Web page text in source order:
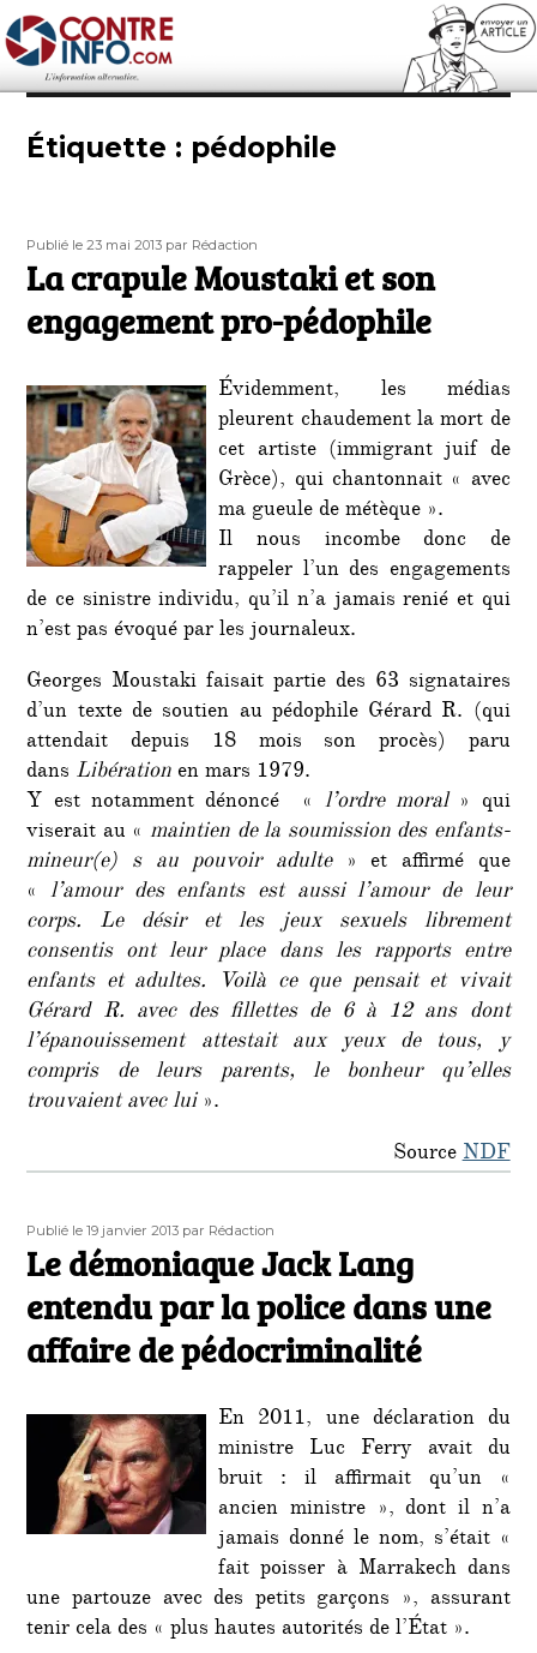
Contre-Info
Étiquette : pédophile
Publié
le
Publié le 23 mai 2013 Auteur
par Rédaction
La crapule Moustaki et son
engagement pro-pédophile
Évidemment, les médias
pleurent chaudement la mort de
cet artiste (immigrant juif de
Grèce), qui chantonnait « avec
ma gueule de métèque ».
Il nous incombe donc de
rappeler l’un des engagements
de ce sinistre individu, qu’il n’a jamais renié et qui
n’est pas évoqué par les journaleux.
Georges Moustaki faisait partie des 63 signataires
d’un texte de soutien au pédophile Gérard R. (qui
attendait depuis 18 mois son procès) paru
dans Libérationen mars 1979.
Y est notamment dénoncé « l’ordre moral » qui
viserait au « maintien de la soumission des enfants-
mineur(e) s au pouvoir adulte» et affirmé que
« l’amour des enfants est aussi l’amour de leur
corps. Le désir et les jeux sexuels librement
consentis ont leur place dans les rapports entre
enfants et adultes. Voilà ce que pensait et vivait
Gérard R. avec des fillettes de 6 à 12 ans dont
l’épanouissement attestait aux yeux de tous, y
compris de leurs parents, le bonheur qu’elles
trouvaient avec lui».
SourceNDF
Publié
le
Publié le 19 janvier 2013 Auteur
par Rédaction
Le démoniaque Jack Lang
entendu par la police dans une
affaire de pédocriminalité
En 2011, une déclaration du
ministre Luc Ferry avait du
bruit : il affirmait qu’un «
ancien ministre », dont il n’a
jamais donné le nom, s’était «
fait poisser à Marrakech dans
une partouze avec des petits garçons », assurant
tenir cela des « plus hautes autorités de l’État ».